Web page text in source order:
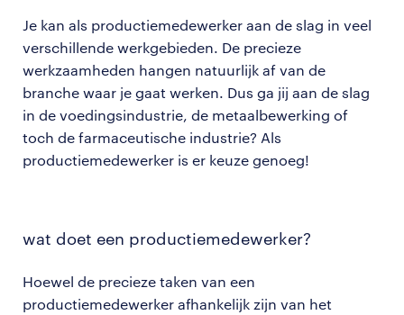
Je kan als productiemedewerker aan de slag in veel
verschillende werkgebieden. De precieze
werkzaamheden hangen natuurlijk af van de
branche waar je gaat werken. Dus ga jij aan de slag
in de voedingsindustrie, de metaalbewerking of
toch de farmaceutische industrie? Als
productiemedewerker is er keuze genoeg!
wat doet een productiemedewerker?
Hoewel de precieze taken van een
productiemedewerker afhankelijk zijn van het